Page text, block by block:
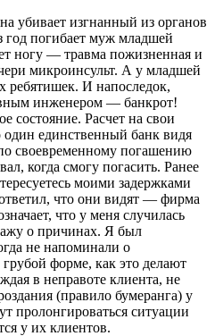
убивает изгнанный из органов
погибает муж младшей
ногу — травма пожизненная и
микроинсульт. А у младшей
ребятишек. И напоследок,
инженером — банкрот!
состояние. Расчет на свои
единственный банк видя
своевременному погашению
когда смогу погасить. Ранее
моими задержками
что они видят — фирма
что у меня случилась
о причинах. Я был
не напоминали о
форме, как это делают
в неправоте клиента, не
(правило бумеранга) у
пролонгироваться ситуации
у их клиентов.